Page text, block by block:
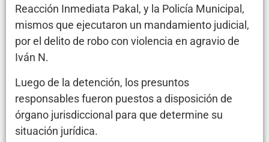
Reacción Inmediata Pakal, y la Policía Municipal,
mismos que ejecutaron un mandamiento judicial,
por el delito de robo con violencia en agravio de
Iván N.
Luego de la detención, los presuntos
responsables fueron puestos a disposición de
órgano jurisdiccional para que determine su
situación jurídica.